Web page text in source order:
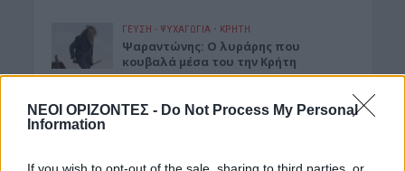
ΝΕΟΙ ΟΡΙΖΟΝΤΕΣ - Do Not Process My Personal
Information
ΓΕΎΣΗ - ΨΥΧΑΓΩΓΊΑ • ΚΡΗΤΗ
Ψαραντώνης: Ο λυράρης που
κουβαλά μέσα του την Κρήτη
Δημοφιλή αυτή την εβδομάδα